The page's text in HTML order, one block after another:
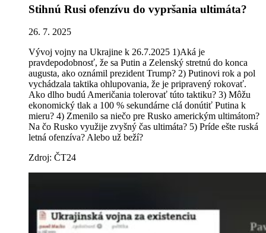
Stihnú Rusi ofenzívu do vypršania ultimáta?
26. 7. 2025
Vývoj vojny na Ukrajine k 26.7.2025 1)Aká je
pravdepodobnosť, že sa Putin a Zelenský stretnú do konca
augusta, ako oznámil prezident Trump? 2) Putinovi rok a pol
vychádzala taktika ohlupovania, že je pripravený rokovať.
Ako dlho budú Američania tolerovať túto taktiku? 3) Môžu
ekonomický tlak a 100 % sekundárne clá donútiť Putina k
mieru? 4) Zmenilo sa niečo pre Rusko americkým ultimátom?
Na čo Rusko využije zvyšný čas ultimáta? 5) Príde ešte ruská
letná ofenzíva? Alebo už beží?
Zdroj: ČT24